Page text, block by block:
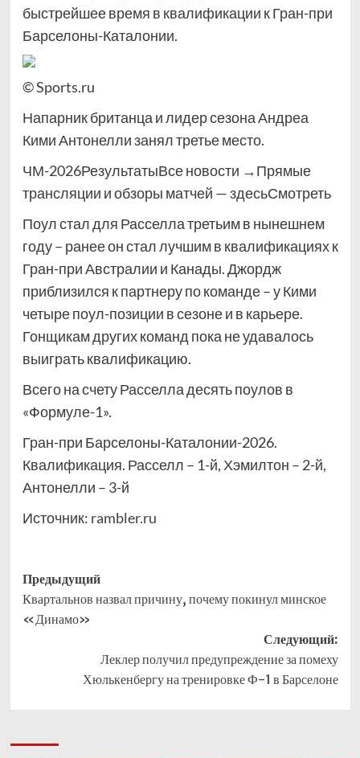
быстрейшее время в квалификации к Гран-при
Барселоны-Каталонии.
© Sports.ru
Напарник британца и лидер сезона Андреа
Кими Антонелли занял третье место.
ЧМ-2026РезультатыВсе новости →Прямые
трансляции и обзоры матчей — здесьСмотреть
Поул стал для Расселла третьим в нынешнем
году – ранее он стал лучшим в квалификациях к
Гран-при Австралии и Канады. Джордж
приблизился к партнеру по команде – у Кими
четыре поул-позиции в сезоне и в карьере.
Гонщикам других команд пока не удавалось
выиграть квалификацию.
Всего на счету Расселла десять поулов в
«Формуле-1».
Гран-при Барселоны-Каталонии-2026.
Квалификация. Расселл – 1-й, Хэмилтон – 2-й,
Антонелли – 3-й
Источник: rambler.ru
Навигация
записи
Предыдущий
Квартальнов назвал причину, почему покинул минское
«Динамо»
Следующий:
Леклер получил предупреждение за помеху
Хюлькенбергу на тренировке Ф-1 в Барселоне